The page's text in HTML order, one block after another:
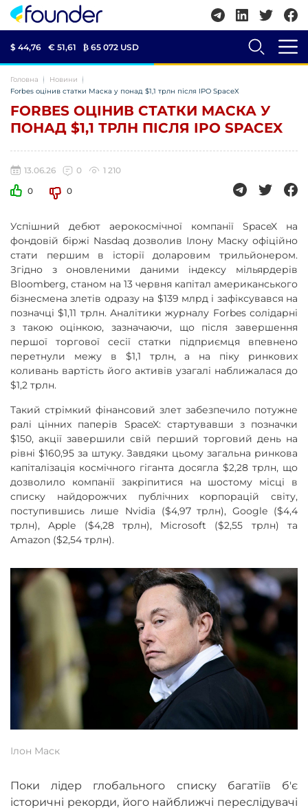
$ 44,76 € 51,61 ₿ 65 072 USD
Головна
Новини
Forbes оцінив статки Маска у понад $1,1 трлн після IPO SpaceX
FORBES ОЦІНИВ СТАТКИ МАСКА У
ПОНАД $1,1 ТРЛН ПІСЛЯ IPO SPACEX
13.06.26 0
1 210
0
0
Успішний дебют аерокосмічної компанії SpaceX на
фондовій біржі Nasdaq дозволив Ілону Маску офіційно
стати першим в історії доларовим трильйонером.
Згідно з оновленими даними індексу мільярдерів
Bloomberg, станом на 13 червня капітал американського
бізнесмена злетів одразу на $139 млрд і зафіксувався на
позначці $1,11 трлн. Аналітики журналу Forbes солідарні
з такою оцінкою, зазначаючи, що після завершення
першої торгової сесії статки підприємця впевнено
перетнули межу в $1,1 трлн, а на піку ринкових
коливань вартість його активів узагалі наближалася до
$1,2 трлн.
Такий стрімкий фінансовий злет забезпечило потужне
ралі цінних паперів SpaceX: стартувавши з позначки
$150, акції завершили свій перший торговий день на
рівні $160,95 за штуку. Завдяки цьому загальна ринкова
капіталізація космічного гіганта досягла $2,28 трлн, що
дозволило компанії закріпитися на шостому місці в
списку найдорожчих публічних корпорацій світу,
поступившись лише Nvidia ($4,97 трлн), Google ($4,4
трлн), Apple ($4,28 трлн), Microsoft ($2,55 трлн) та
Amazon ($2,54 трлн).
Ілон Маск
Поки лідер глобального списку багатіїв б'є
історичні рекорди, його найближчі переслідувачі